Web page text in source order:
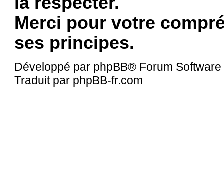
Merci pour votre
ses principes.
Développé par phpBB® Forum
Traduit par phpBB-fr.com